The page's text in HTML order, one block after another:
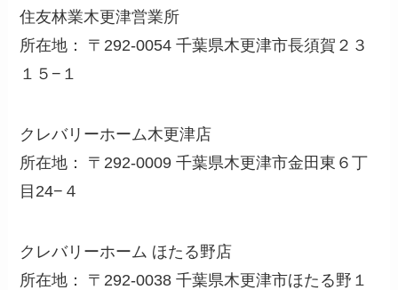
住友林業木更津営業所
所在地： 〒292-0054 千葉県木更津市長須賀２３
１５−１
クレバリーホーム木更津店
所在地： 〒292-0009 千葉県木更津市金田東６丁
目24−４
クレバリーホーム ほたる野店
所在地： 〒292-0038 千葉県木更津市ほたる野１